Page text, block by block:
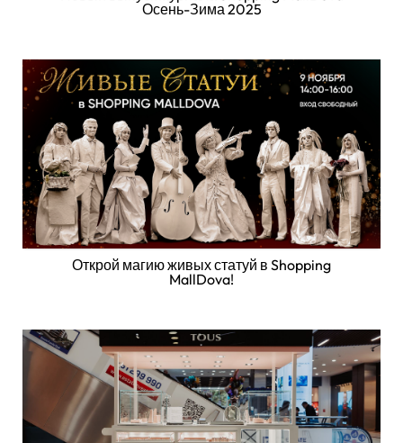
Осень-Зима 2025
Открой магию живых статуй в Shopping
MallDova!